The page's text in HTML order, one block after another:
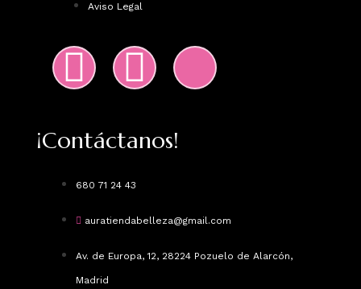
¡Contáctanos!
680 71 24 43
auratiendabelleza@gmail.com
Av. de Europa, 12, 28224 Pozuelo de Alarcón,
Madrid
Aviso Legal